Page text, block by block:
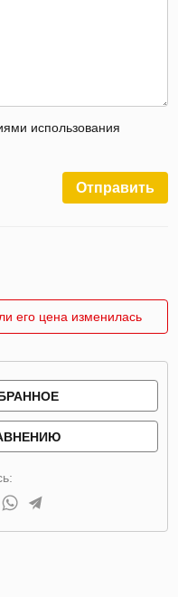
использования
Отправить
его цена изменилась